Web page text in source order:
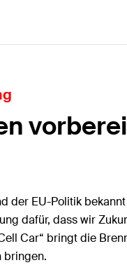
der EU-Politik
dafür, dass wir
Car“ bringt die
bringen.